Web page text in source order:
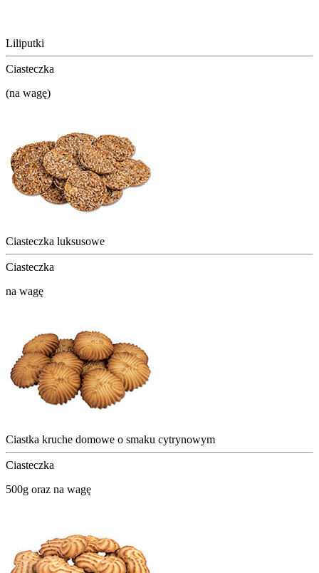
Liliputki
Ciasteczka
(na wagę)
Ciasteczka luksusowe
Ciasteczka
na wagę
Ciastka kruche domowe o smaku cytrynowym
Ciasteczka
500g oraz na wagę